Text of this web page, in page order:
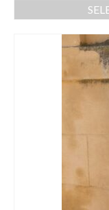
Calzado
Pijamas
Traje de
Vestidos
Complementos
Abanicos